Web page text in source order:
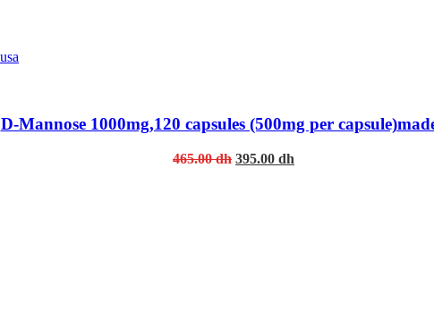
D-Mannose 1000mg,120 capsules (500mg per
465.00dh Original
395.00 dh